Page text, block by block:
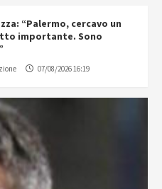
“Palermo, cercavo un
importante. Sono
07/08/2026 16:19